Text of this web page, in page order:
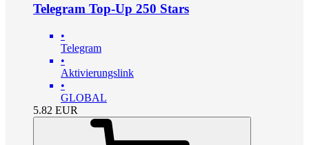
Telegram Top-Up 250 Stars
•
Telegram
•
Aktivierungslink
•
GLOBAL
5.82 EUR